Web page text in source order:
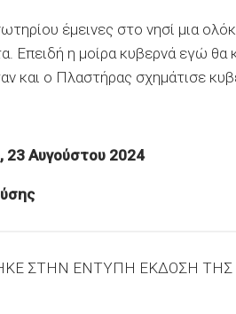
έμεινες στο νησί μια
Επειδή η μοίρα κυβερνά εγώ
και ο Πλαστήρας σχημάτισε
23 Αυγούστου 2024
ΣΤΗΝ ΕΝΤΥΠΗ ΕΚΔΟΣΗ ΤΗΣ